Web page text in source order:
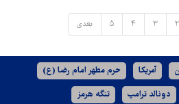
۲ ۳ ۴ ۵ بعدی
آمریکا حرم مطهر امام رضا (ع)
دونالد ترامپ تنگه هرمز